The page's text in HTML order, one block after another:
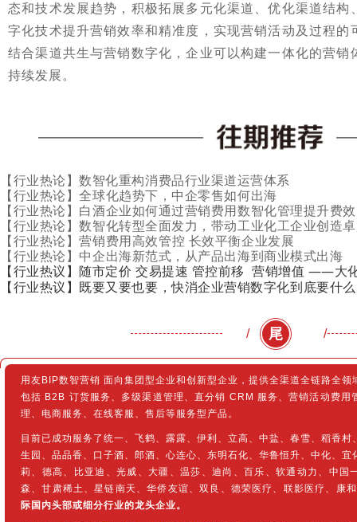
态和技术发展趋势，积极拓展多元化渠道、优化渠道结
字化技术提升营销效率和精准度，实现营销活动及过程的
结合渠道共生与营销数字化，企业可以构建一体化的营销
持续发展。
【行业热论】数智化重构消费品行业渠道运营体系
【行业热论】全球化趋势下，中企零售如何出海
【行业热论】 白酒企业如何通过营销费用数智化管理提升费
【行业热论】数智化转型全面发力，带动工业化工企业创造
【行业热论】营销费用高效管控 长效平衡企业发展
【行业热论】 中企出海新范式，从产品出海到商业模式出海
【行业热议】随市定价 交易提速 管控前移 营销增值 ——大
【行业热议】 既要又要也要，快消企业营销数字化到底要什么
/ 尾 /
用友BIP数智营销 面向集团型企业和创新型企业，提供全渠道全链路全领
包括 B2B 订货服务、多级渠道管理、直分销 CRM 服务、营销活动费用
理、电商服务、在线客服、售后等服务型产品。
目前已成功服务了统一、飞鹤、露露、伊利、立高、中盐、春雪、稻香村
生园、品品香、口子酒、郎酒、心连心、东明石化、华鲁恒升、中化、宜
莉、德高、比亚迪、光威、大疆、温莎、迪尚、百乐、软通动力、中国
森、甘肃稀土、星链南天、华侨友谊、双良、德荣医疗、联影医疗、康
际国内头部或细分行业的龙头企业。